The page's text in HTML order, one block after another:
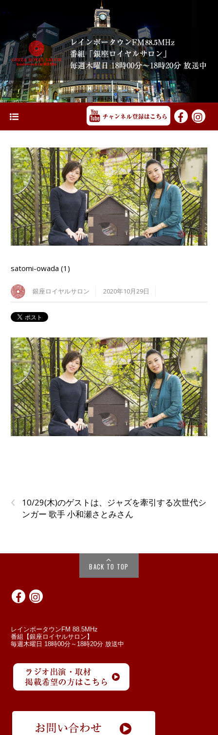
satomi-owada (1)
銀座ロイヤルサロン 2020年10月29日
‹
10/29(木)のゲストは、ジャズを牽引する次世代シ
ンガー 歌手 小和瀬さとみさん
BACK TO TOP
レインボータウンFM 88.5MHz
番組【銀座ロイヤルサロン】
毎週木曜日 18時00分～18時20分 放送中